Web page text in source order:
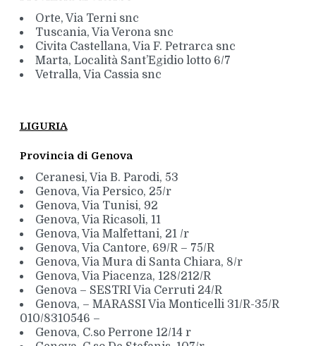
Orte, Via Terni snc
Tuscania, Via Verona snc
Civita Castellana, Via F. Petrarca snc
Marta, Località Sant’Egidio lotto 6/7
Vetralla, Via Cassia snc
LIGURIA
Provincia di Genova
Ceranesi, Via B. Parodi, 53
Genova, Via Persico, 25/r
Genova, Via Tunisi, 92
Genova, Via Ricasoli, 11
Genova, Via Malfettani, 21 /r
Genova, Via Cantore, 69/R – 75/R
Genova, Via Mura di Santa Chiara, 8/r
Genova, Via Piacenza, 128/212/R
Genova – SESTRI Via Cerruti 24/R
Genova, – MARASSI Via Monticelli 31/R-35/R
010/8310546 –
Genova, C.so Perrone 12/14 r